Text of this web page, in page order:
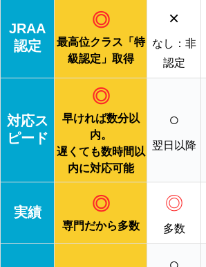
JRAA
認定
◎
最高位クラス「特
級認定」取得
×
なし：非
認定
対応ス
ピード
◎
早ければ数分以
内。
遅くても数時間以
内に対応可能
○
翌日以降
実績 ◎
専門だから多数
◎
多数